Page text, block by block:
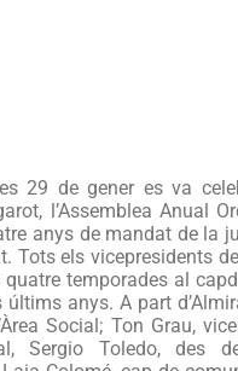
29 de gener es va
l’Assemblea Anual
anys de mandat de la
Tots els vicepresidents
temporades al
anys. A part
Social; Ton Grau,
Sergio Toledo, des